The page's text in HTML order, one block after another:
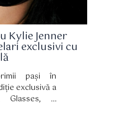
Kylie Jenner
exclusivi cu
pași în
exclusivă a
Glasses, o